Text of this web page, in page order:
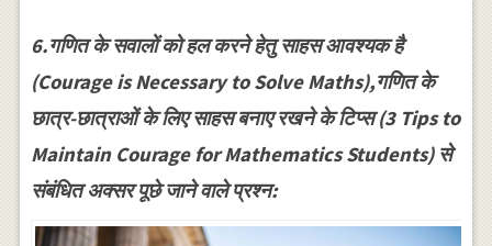
6.गणित के सवालों को हल करने हेतु साहस आवश्यक है
(Courage is Necessary to Solve Maths),गणित के
छात्र-छात्राओं के लिए साहस बनाए रखने के टिप्स (3 Tips to
Maintain Courage for Mathematics Students) से
संबंधित अक्सर पूछे जाने वाले प्रश्न: